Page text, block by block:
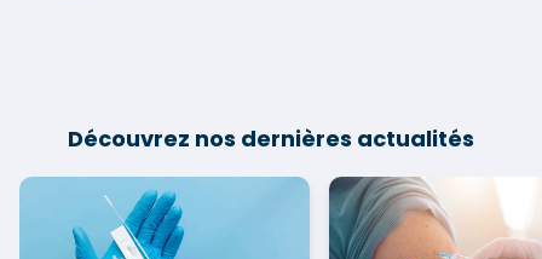
Découvrez nos dernières actualités